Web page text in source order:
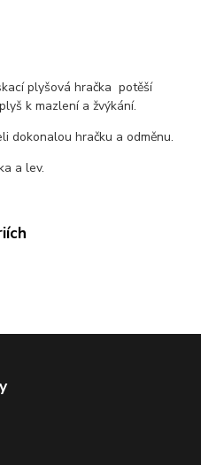
plyšová hračka potěší
k mazlení a žvýkání.
dokonalou hračku a odměnu.
a lev.